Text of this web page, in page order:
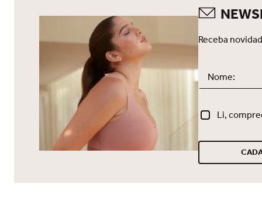
elegante. Sutop® Fusion
exclusivo, sofisticado e
Receba
Li,